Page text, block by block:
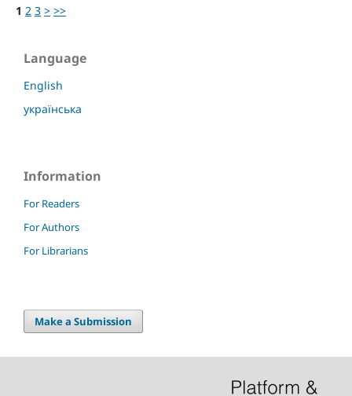
1 2 3 > >>
Language
English
українська
Information
For Readers
For Authors
For Librarians
Make a Submission